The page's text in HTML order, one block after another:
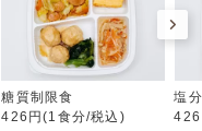
糖質制限食
426円(1食分/税込)
塩